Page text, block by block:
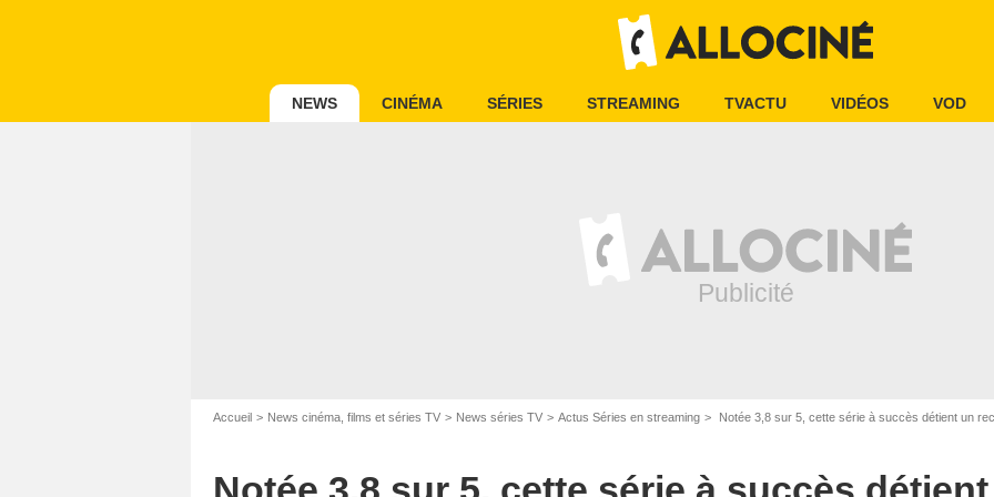
NEWS CINÉMA SÉRIES STREAMING TVACTU VIDÉOS VOD
Accueil News cinéma, films et séries TV News séries TV Actus Séries en streaming Notée 3,8 sur 5, cette série à succès détient un